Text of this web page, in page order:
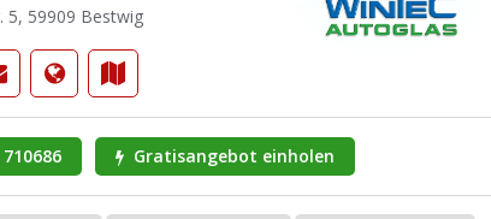
5, 59909 Bestwig
Gratisangebot einholen